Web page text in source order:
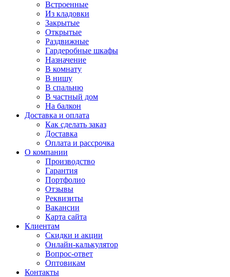
Встроенные
Из кладовки
Закрытые
Открытые
Раздвижные
Гардеробные шкафы
Назначение
В комнату
В нишу
В спальню
В частный дом
На балкон
Доставка и оплата
Как сделать заказ
Доставка
Оплата и рассрочка
О компании
Производство
Гарантия
Портфолио
Отзывы
Реквизиты
Вакансии
Карта сайта
Клиентам
Скидки и акции
Онлайн-калькулятор
Вопрос-ответ
Оптовикам
Контакты